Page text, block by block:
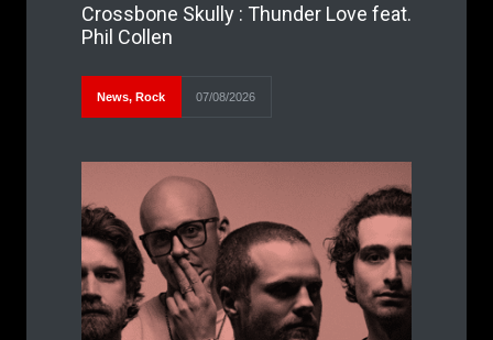
Crossbone Skully : Thunder Love feat.
Phil Collen
News, Rock 07/08/2026